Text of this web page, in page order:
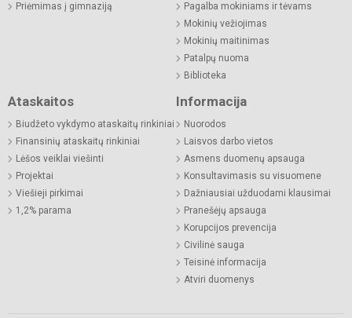
Priėmimas į gimnaziją
Pagalba mokiniams ir tėvams
Mokinių vežiojimas
Mokinių maitinimas
Patalpų nuoma
Biblioteka
Ataskaitos
Biudžeto vykdymo ataskaitų rinkiniai
Finansinių ataskaitų rinkiniai
Lėšos veiklai viešinti
Projektai
Viešieji pirkimai
1,2% parama
Informacija
Nuorodos
Laisvos darbo vietos
Asmens duomenų apsauga
Konsultavimasis su visuomene
Dažniausiai užduodami klausimai
Pranešėjų apsauga
Korupcijos prevencija
Civilinė sauga
Teisinė informacija
Atviri duomenys